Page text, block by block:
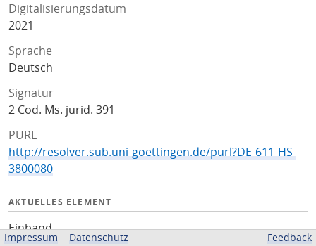
Digitalisierungsdatum
2021
Sprache
Deutsch
Signatur
2 Cod. Ms. jurid. 391
PURL
http://resolver.sub.uni-goettingen.de/purl?DE-611-HS-
3800080
AKTUELLES ELEMENT
Einband
Impressum Datenschutz Feedback